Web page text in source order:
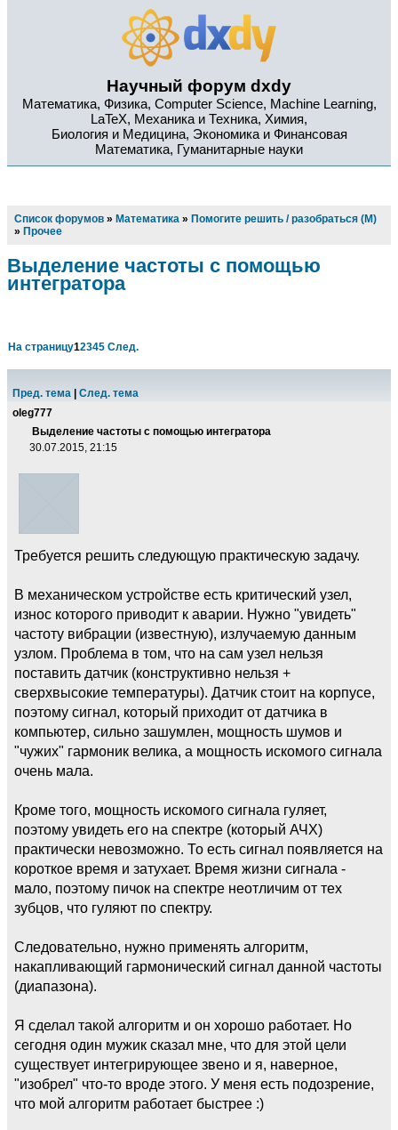
Научный форум dxdy
Математика, Физика, Computer Science, Machine Learning,
LaTeX, Механика и Техника, Химия,
Биология и Медицина, Экономика и Финансовая
Математика, Гуманитарные науки
Список форумов » Математика » Помогите решить / разобраться (М)
» Прочее
Выделение частоты с помощью
интегратора
На страницу12345 След.
Пред. тема
След. тема
oleg777
Выделение частоты с помощью интегратора
30.07.2015, 21:15
Требуется решить следующую практическую задачу.
В механическом устройстве есть критический узел,
износ которого приводит к аварии. Нужно "увидеть"
частоту вибрации (известную), излучаемую данным
узлом. Проблема в том, что на сам узел нельзя
поставить датчик (конструктивно нельзя +
сверхвысокие температуры). Датчик стоит на корпусе,
поэтому сигнал, который приходит от датчика в
компьютер, сильно зашумлен, мощность шумов и
"чужих" гармоник велика, а мощность искомого сигнала
очень мала.
Кроме того, мощность искомого сигнала гуляет,
поэтому увидеть его на спектре (который АЧХ)
практически невозможно. То есть сигнал появляется на
короткое время и затухает. Время жизни сигнала -
мало, поэтому пичок на спектре неотличим от тех
зубцов, что гуляют по спектру.
Следовательно, нужно применять алгоритм,
накапливающий гармонический сигнал данной частоты
(диапазона).
Я сделал такой алгоритм и он хорошо работает. Но
сегодня один мужик сказал мне, что для этой цели
существует интегрирующее звено и я, наверное,
"изобрел" что-то вроде этого. У меня есть подозрение,
что мой алгоритм работает быстрее :)